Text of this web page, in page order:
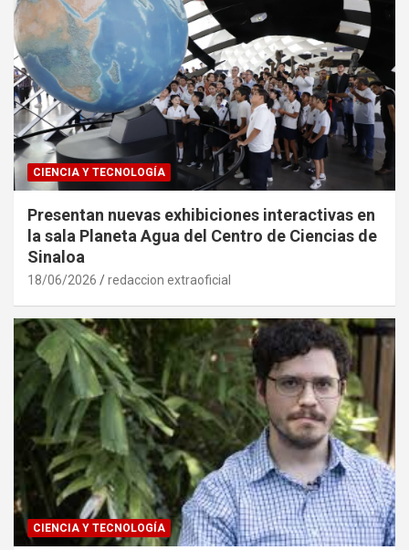
CIENCIA Y TECNOLOGÍA
Presentan nuevas exhibiciones interactivas en
la sala Planeta Agua del Centro de Ciencias de
Sinaloa
18/06/2026 redaccion extraoficial
CIENCIA Y TECNOLOGÍA